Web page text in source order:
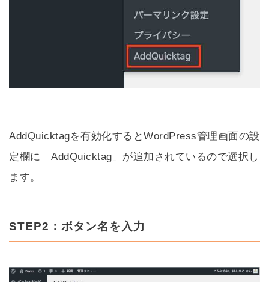
AddQuicktagを有効化するとWordPress管理画面の設
定欄に「AddQuicktag」が追加されているので選択し
ます。
STEP2：ボタン名を入力